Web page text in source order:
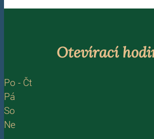
Otevírací
Po - Čt
Pá
So
Ne